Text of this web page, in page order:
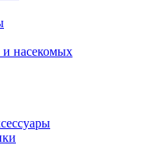
насекомых